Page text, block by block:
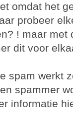
omdat het
probeer
! maar
dit voor
spam werkt
spammer
informatie